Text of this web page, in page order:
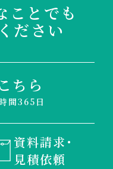
ことでも
ださい
ちら
間365日
資料請求・
見積依頼